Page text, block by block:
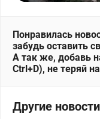
Понравилась
забудь оставить
А так же, добавь
Ctrl+D), не теряй
Другие